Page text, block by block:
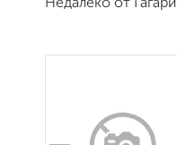
Недалеко от